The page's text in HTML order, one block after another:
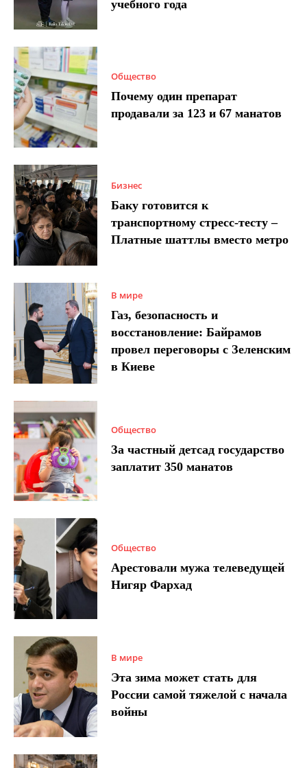
учебного года
Общество
Почему один препарат
продавали за 123 и 67 манатов
Бизнес
Баку готовится к
транспортному стресс-тесту –
Платные шаттлы вместо метро
В мире
Газ, безопасность и
восстановление: Байрамов
провел переговоры с Зеленским
в Киеве
Общество
За частный детсад государство
заплатит 350 манатов
Общество
Арестовали мужа телеведущей
Нигяр Фархад
В мире
Эта зима может стать для
России самой тяжелой с начала
войны